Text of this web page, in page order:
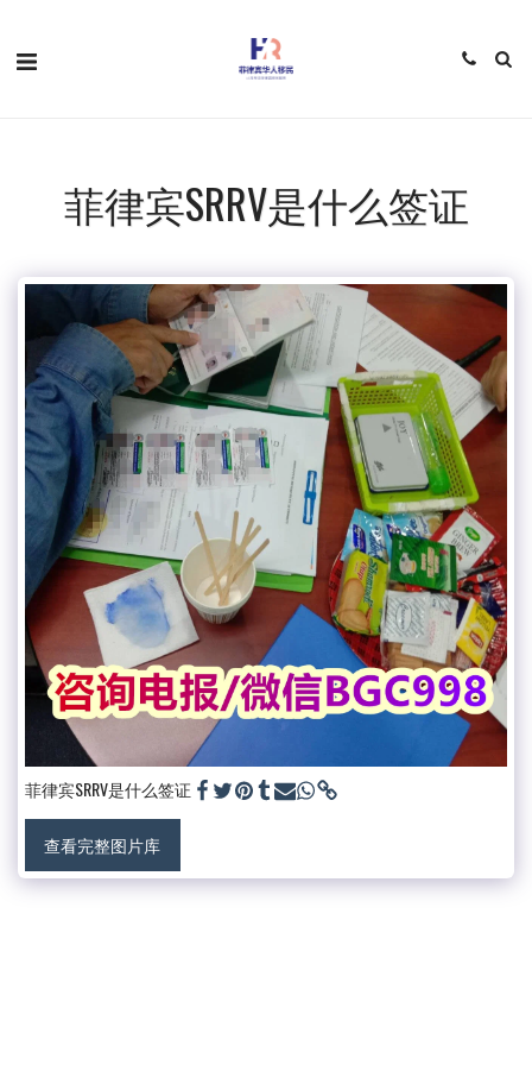
菲律宾SRRV是什么签证
菲律宾SRRV是什么签证
查看完整图片库